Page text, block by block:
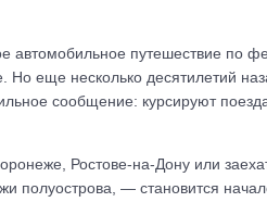
автомобильное путешествие по
Но еще несколько десятилетий
сообщение: курсируют
Ростове-на-Дону или
полуострова, — становится